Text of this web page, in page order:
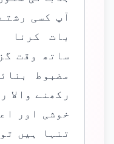
آپ کسی
بات کرنا
ساتھ وقت
مضبوط
رکھنے والا
خوشی اور
تنہا ہیں